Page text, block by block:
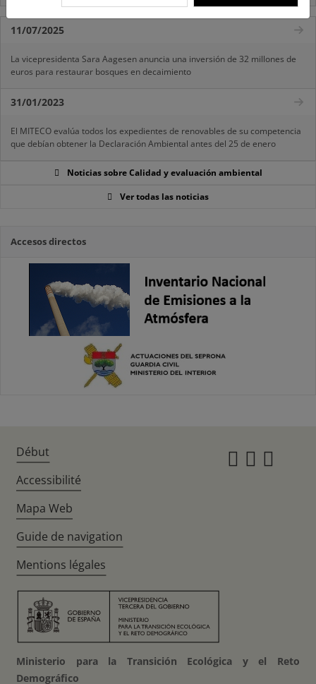
11/07/2025
La vicepresidenta Sara Aagesen anuncia una inversión de 32 millones de
euros para restaurar bosques en decaimiento
31/01/2023
El MITECO evalúa todos los expedientes de renovables de su competencia
que debían obtener la Declaración Ambiental antes del 25 de enero
Noticias sobre Calidad y evaluación ambiental
Ver todas las noticias
Accesos directos
Début
Accessibilité
Mapa Web
Guide de navigation
Mentions légales
Ministerio para la Transición Ecológica y el Reto
Demográfico